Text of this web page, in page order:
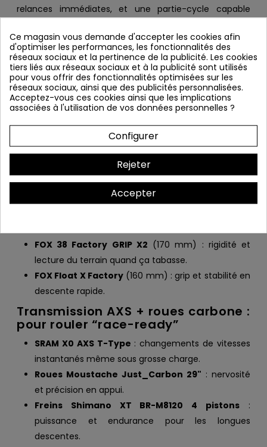
relances immédiates, et une partie-cycle capable
rouler vite, fort, et garder du contrôle sur les sections
les plus engagées. Découvrez lecomparatif Game 150
vs 160
Bosch CX-R : le mode Race qui
change le rythme
LeBosch Performance Line CX-R(Smart System)
offre une assistance très dynamique, avec
un comportement particulièrement réactif enmode
Race: parfait pour les relances, les sorties chrono, et
les montées où l’on veut garder de la vitesse.
FOX 38 Factory GRIP X2 (170 mm) : rigidité et
lecture du terrain quand ça tabasse.
FOX Float X Factory(160 mm) : grip et stabilité en
descente rapide.
Transmission AXS + roues carbone :
pour rouler “race-ready”
SRAM X0 AXS T-Type : changements de vitesses
instantanés même sous grosse charge.
Roues Moustache Just_Carbon 29" : nervosité
et précision en appui.
Freins Shimano XT BR-M8120 4 pistons :
puissance et endurance pour les longues
descentes.
Ce magasin vous demande d'accepter les cookies afin
d'optimiser les performances, les fonctionnalités des
réseaux sociaux et la pertinence de la publicité. Les cookies
tiers liés aux réseaux sociaux et à la publicité sont utilisés
pour vous offrir des fonctionnalités optimisées sur les
réseaux sociaux, ainsi que des publicités personnalisées.
Acceptez-vous ces cookies ainsi que les implications
associées à l'utilisation de vos données personnelles ?
Configurer
Rejeter
Accepter